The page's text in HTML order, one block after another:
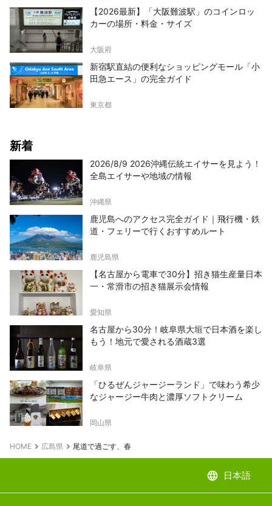
【2026最新】「大阪難波駅」のコインロッ
カーの場所・料金・サイズ
大阪府
新宿駅直結の便利なショッピングモール「小
田急エース」の完全ガイド
東京都
新着
2026/8/9 2026沖縄伝統エイサーを見よう！
全島エイサーや地域の情報
沖縄県
鹿児島へのアクセス完全ガイド｜飛行機・鉄
道・フェリーで行くおすすめルート
鹿児島県
【名古屋から電車で30分】招き猫生産量日本
一・常滑市の招き猫展示会情報
愛知県
名古屋から30分！岐阜県大垣で日本酒を楽し
もう！地元で愛される酒蔵3選
岐阜県
「ひるぜんジャージーランド」で味わう希少
なジャージー牛肉と濃厚ソフトクリーム
岡山県
HOME 広島県 尾道で過ごす、春
language 日本語